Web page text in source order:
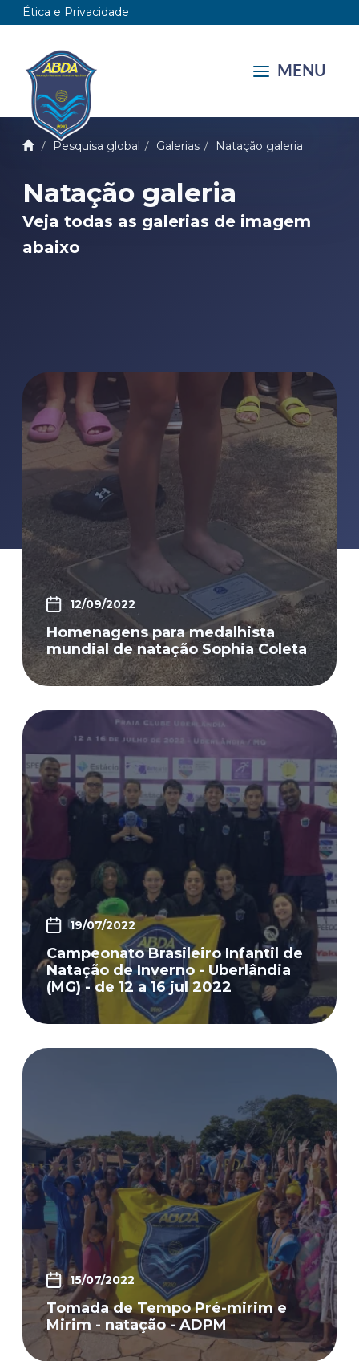
Ética e Privacidade
MENU
Pesquisa global Galerias Natação galeria
Natação galeria
Veja todas as galerias de imagem
abaixo
12/09/2022
Homenagens para medalhista
mundial de natação Sophia Coleta
19/07/2022
Campeonato Brasileiro Infantil de
Natação de Inverno - Uberlândia
(MG) - de 12 a 16 jul 2022
15/07/2022
Tomada de Tempo Pré-mirim e
Mirim - natação - ADPM